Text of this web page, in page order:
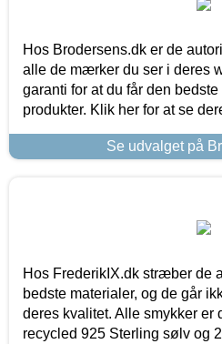
Hos Brodersens.dk er de
alle de mærker du ser i deres
garanti for at du får den
produkter. Klik her for at se
Se udvalget på
Hos FrederikIX.dk stræber de
bedste materialer, og de går
deres kvalitet. Alle smykker er
recycled 925 Sterling sølv og